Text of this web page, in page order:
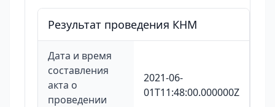
Результат проведения КНМ
Дата и время
составления
акта о
проведении
2021-06-
01T11:48:00.000000Z